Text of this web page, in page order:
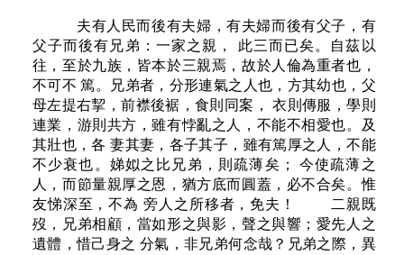
夫有人民而後有夫婦，有夫婦而後有父子，有
父子而後有兄弟：一家之親， 此三而已矣。自茲以
往，至於九族，皆本於三親焉，故於人倫為重者也，
不可不 篤。兄弟者，分形連氣之人也，方其幼也，父
母左提右挈，前襟後裾，食則同案， 衣則傳服，學則
連業，游則共方，雖有悖亂之人，不能不相愛也。及
其壯也，各 妻其妻，各子其子，雖有篤厚之人，不能
不少衰也。娣姒之比兄弟，則疏薄矣； 今使疏薄之
人，而節量親厚之恩，猶方底而圓蓋，必不合矣。惟
友悌深至，不為 旁人之所移者，免夫！ 二親既
歿，兄弟相顧，當如形之與影，聲之與響；愛先人之
遺體，惜己身之 分氣，非兄弟何念哉？兄弟之際，異